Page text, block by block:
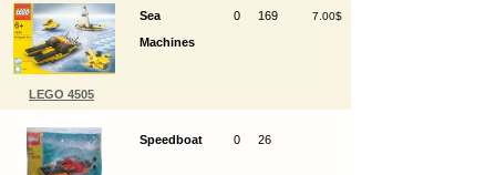
LEGO 4505
Sea
Machines
0 169 7.00$
Speedboat 0 26